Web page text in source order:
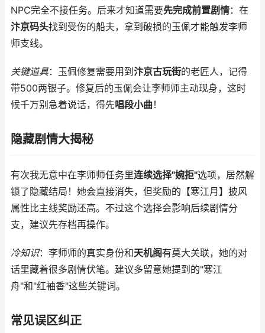
NPC完全不接任务。后来才知道需要先完成前置剧情：在
汴京码头找到受伤的船夫，拿到破损的玉佩才能触发李师
师支线。
关键道具：玉佩修复需要用到 汴京古玩街的老匠人，记得
带500两银子。修复后的玉佩会让李师师主动现身，这时
候千万别急着说话，得先唱段小曲！
隐藏剧情大揭秘
有次我无意中在李师师任务里连续选择"婉拒"选项，居然解
锁了隐藏结局！她会直接消失，但奖励的【寒江月】披风
属性比主线奖励还高。不过这个选择会影响后续剧情分
支，建议先存档再操作。
冷知识：李师师的真实身份和天机阁有莫大关联，她的对
话里藏着很多剧情伏笔。建议多留意她提到的"寒江
舟"和"红袖香"这些关键词。
常见误区纠正